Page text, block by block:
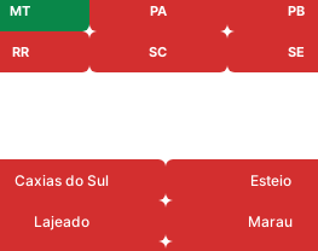
MT PA PB
RR SC SE
Caxias do Sul Esteio
Lajeado Marau